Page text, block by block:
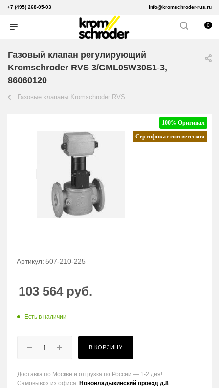
+7 (495) 268-05-03 info@kromschroder-rus.ru
0
Газовый клапан регулирующий
Kromschroder RVS 3/GML05W30S1-3,
86060120
Газовые клапаны Kromschroder RVS
100% Оригинал
Сертификат соответствия
Артикул: 507-210-225
103 564руб.
Есть в наличии
В КОРЗИНУ
Доставка по Москве и отгрузка по России — 1-2 дня!
Самовывоз из офиса: Нововладыкинский проезд д.8